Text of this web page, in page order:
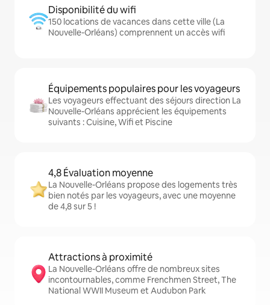
Disponibilité du wifi
150 locations de vacances dans cette ville (La
Nouvelle-Orléans) comprennent un accès wifi
Équipements populaires pour les voyageurs
Les voyageurs effectuant des séjours direction La
Nouvelle-Orléans apprécient les équipements
suivants : Cuisine, Wifi et Piscine
4,8 Évaluation moyenne
La Nouvelle-Orléans propose des logements très
bien notés par les voyageurs, avec une moyenne
de 4,8 sur 5 !
Attractions à proximité
La Nouvelle-Orléans offre de nombreux sites
incontournables, comme Frenchmen Street, The
National WWII Museum et Audubon Park